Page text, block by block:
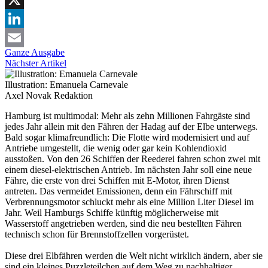
X
LinkedIn
Email
Ganze Ausgabe
Nächster Artikel
Illustration: Emanuela Carnevale
Axel Novak Redaktion
Hamburg ist multimodal: Mehr als zehn Millionen Fahrgäste sind
jedes Jahr allein mit den Fähren der Hadag auf der Elbe unterwegs.
Bald sogar klimafreundlich: Die Flotte wird modernisiert und auf
Antriebe umgestellt, die wenig oder gar kein Kohlendioxid
ausstoßen. Von den 26 Schiffen der Reederei fahren schon zwei mit
einem diesel-elektrischen Antrieb. Im nächsten Jahr soll eine neue
Fähre, die erste von drei Schiffen mit E-Motor, ihren Dienst
antreten. Das vermeidet Emissionen, denn ein Fährschiff mit
Verbrennungsmotor schluckt mehr als eine Million Liter Diesel im
Jahr. Weil Hamburgs Schiffe künftig möglicherweise mit
Wasserstoff angetrieben werden, sind die neu bestellten Fähren
technisch schon für Brennstoffzellen vorgerüstet.
Diese drei Elbfähren werden die Welt nicht wirklich ändern, aber sie